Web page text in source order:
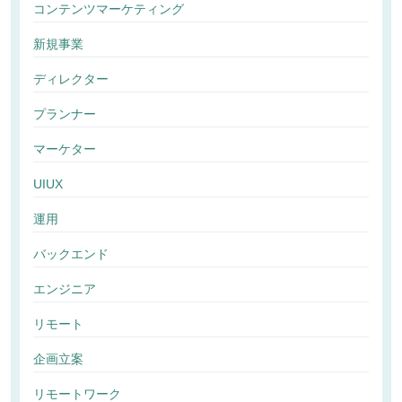
コンテンツマーケティング
新規事業
ディレクター
プランナー
マーケター
UIUX
運用
バックエンド
エンジニア
リモート
企画立案
リモートワーク